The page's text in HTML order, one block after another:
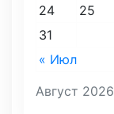
Август 2026
« Июл
24
25
31